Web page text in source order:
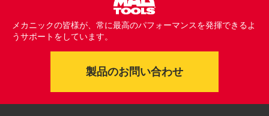
メカニックの皆様が、常に最高のパフォーマンスを発揮できるよ
うサポートをしています。
製品のお問い合わせ